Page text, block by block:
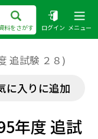
料をさがす ログイン メニュー
追試験 ２８)
に入りに追加
年度 追試